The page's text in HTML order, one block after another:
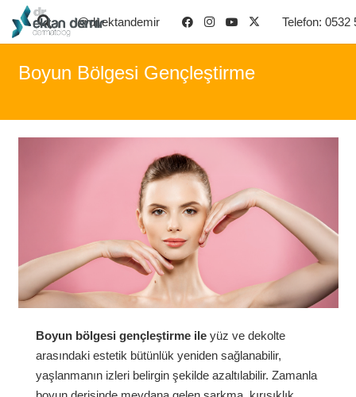
@dr.ektandemir Telefon: 0532
Boyun Bölgesi Gençleştirme
Boyun bölgesi gençleştirme ile yüz ve dekolte
arasındaki estetik bütünlük yeniden sağlanabilir,
yaşlanmanın izleri belirgin şekilde azaltılabilir. Zamanla